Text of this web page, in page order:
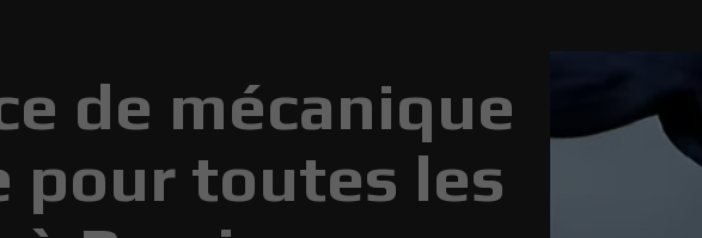
de mécanique
pour toutes les